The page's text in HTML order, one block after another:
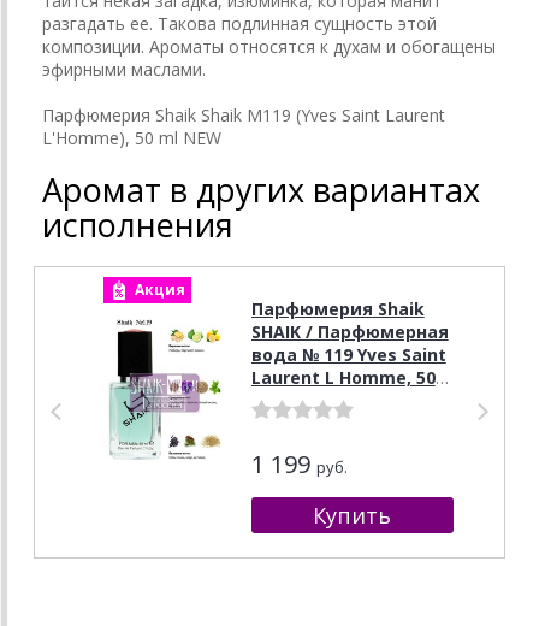
разгадать ее. Такова подлинная сущность этой
композиции. Ароматы относятся к духам и обогащены
эфирными маслами.
Парфюмерия Shaik Shaik M119 (Yves Saint Laurent
L'Homme), 50 ml NEW
Аромат в других вариантах
исполнения
Акция
Парфюмерия Shaik
SHAIK / Парфюмерная
вода № 119 Yves Saint
Laurent L Homme, 50
мл.
1 199 руб.